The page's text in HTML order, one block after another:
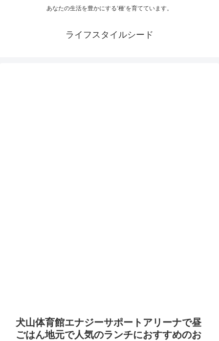
あなたの生活を豊かにする‘種‘を育てています。
ライフスタイルシード
犬山体育館エナジーサポートアリーナで昼
ごはん地元で人気のランチにおすすめのお